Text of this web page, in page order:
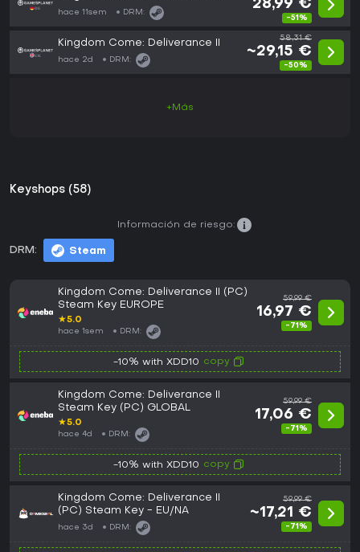
hace 11sem DRM:
28,99 €
-51%
Kingdom Come: Deliverance II
hace 2d DRM:
58,31 €
~29,15 €
-50%
+Más
Keyshops (58)
DRM: Steam
Información de riesgo:
Kingdom Come: Deliverance II (PC)
Steam Key EUROPE
★5.0
hace 1sem DRM:
59,99 €
16,97 €
-71%
-10% with XDD10 copy
Kingdom Come: Deliverance II
Steam Key (PC) GLOBAL
★5.0
hace 4d DRM:
59,99 €
17,06 €
-71%
-10% with XDD10 copy
Kingdom Come: Deliverance II
(PC) Steam Key - EU/NA
hace 3d DRM:
59,99 €
~17,21 €
-71%